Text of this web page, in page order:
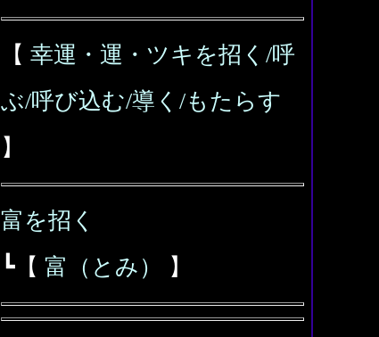
【 幸運・運・ツキを招く/呼
ぶ/呼び込む/導く/もたらす
】
富を招く
┗【 富（とみ） 】